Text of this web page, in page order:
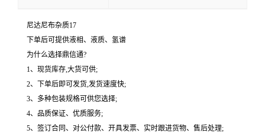
尼达尼布杂质17
下单后可提供液相、液质、氢谱
为什么选择鼎信通?
1、现货库存,大货可供;
2、下单后即可发货,发货速度快;
3、多种包装规格可供您选择;
4、品质保证、优质服务;
5、签订合同、对公付款、开具发票、实时跟进货物、售后处理;